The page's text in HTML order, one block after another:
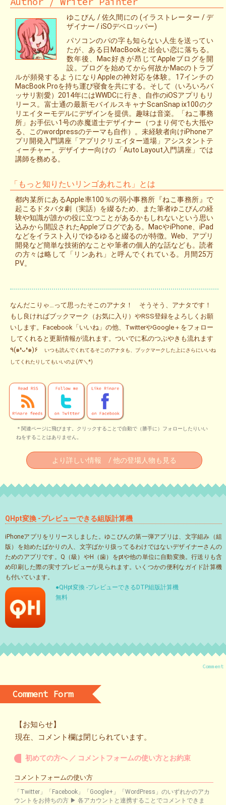
ゆこびん / 佐久間にの (イラストレーター / デ
ザイナー / iSOデベロッパー)
パソコンのパの字も知らない人生を送ってい
たが、ある日MacBookと出会い恋に落ちる。
数年後、Mac好きが昂じてAppleブログを開
設。ブログを始めてから何故かMacのトラブ
ルが頻発するようになりAppleの神対応を体験。17インチの
MacBook Proを持ち運び寝食を共にする。そして（いろいろバ
ッサリ割愛）2014年にはWWDCに行き、自作のiOSアプリもリ
リース。富士通の最新モバイルスキャナScanSnap ix100のク
リエイターモデルにデザインを提供。趣味は音楽。「ねこ事務
所」お手伝い1号の赤魔道士デザイナー（つまり何でも大抵や
る、このwordpressのテーマも自作）。未経験者向けiPhoneア
プリ開発入門講座「アプリクリエイター道場」アシスタントテ
ィーチャー。デザイナー向けの「Auto Layout入門講座」では
講師を務める。
「もっと知りたいリンゴあれこれ」とは
都内某所にあるApple率100％の弱小事務所『ねこ事務所』で
起こるドタバタ劇（実話）を綴るため、また筆者ゆこびんの経
験や知識が誰かの役に立つことがあるかもしれないという思い
込みから開設されたAppleブログである。MacやiPhone、iPad
などをイラスト入りでゆるゆると綴るのが特徴。Web、アプリ
開発など簡単な技術的なことや筆者の個人的な話なども。読者
の方々は略して「リンあれ」と呼んでくれている。月間25万
PV。
なんだこりゃ…って思ったそこのアナタ！ そうそう、アナタです！
もし良ければブックマーク（お気に入り）やRSS登録をよろしくお願
いします。Facebook「いいね」の他、TwitterやGoogle＋をフォロー
してくれると更新情報が流れます。ついでに私のつぶやきも流れます
٩(๑❛ᴗ❛๑)۶
いつも読んでくれてるそこのアナタも、ブックマークした上にさらにいいね
してくれたりしてもいいのよ(/∇＼*)
＊関連ページに飛びます。クリックすることで自動で（勝手に）フォローしたりいい
ねをすることはありません。
より詳しい情報 / 他の登場人物も見る
QHpt変換 -プレビューできる組版計算機
iPhoneアプリをリリースしました。ゆこびんの第一弾アプリは、文字組み（組
版）を始めたばかりの人、文字ばかり扱ってるわけではないデザイナーさんの
ためのアプリです。Q（級）やH（歯）をptや他の単位に自動変換。行送りも含
め印刷した際の実寸プレビューが見られます。いくつかの便利なガイド計算機
も付いています。
●QHpt変換 -プレビューできるDTP組版計算機
無料
Comment
Comment Form
【お知らせ】
現在、コメント欄は閉じられています。
初めての方へ ／ コメントフォームの使い方とお約束
コメントフォームの使い方
「Twitter」「Facebook」「Google+」「WordPress」のいずれかのアカ
ウントをお持ちの方 ▶ 各アカウントと連携することでコメントできま